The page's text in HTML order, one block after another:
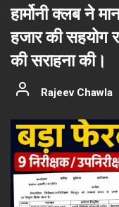
हार्मोनी क्लब ने
हजार की सहयोग
की सराहना की।
Rajeev Chawla